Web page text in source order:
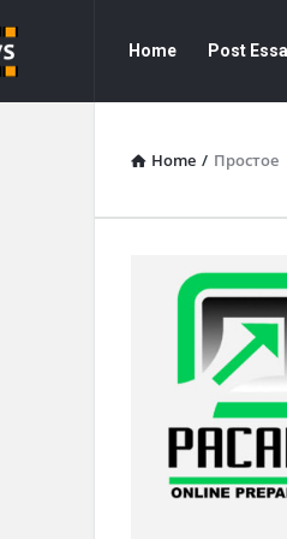
Essays
Navigation
Home Post
Home / Простое